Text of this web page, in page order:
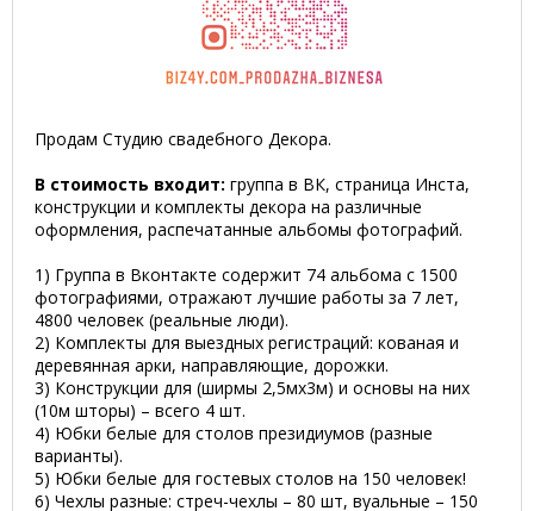
Продам Студию свадебного Декора.
В стоимость входит: группа в ВК, страница Инста,
конструкции и комплекты декора на различные
оформления, распечатанные альбомы фотографий.
1) Группа в Вконтакте содержит 74 альбома с 1500
фотографиями, отражают лучшие работы за 7 лет,
4800 человек (реальные люди).
2) Комплекты для выездных регистраций: кованая и
деревянная арки, направляющие, дорожки.
3) Конструкции для (ширмы 2,5мх3м) и основы на них
(10м шторы) – всего 4 шт.
4) Юбки белые для столов президиумов (разные
варианты).
5) Юбки белые для гостевых столов на 150 человек!
6) Чехлы разные: стреч-чехлы – 80 шт, вуальные – 150